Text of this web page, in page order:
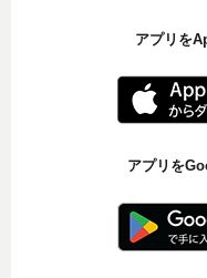
アプリを
アプリを